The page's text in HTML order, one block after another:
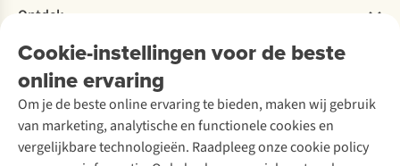
Cookie-instellingen voor de beste
online ervaring
Om je de beste online ervaring te bieden, maken wij gebruik
van marketing, analytische en functionele cookies en
vergelijkbare technologieën. Raadpleeg onze cookie policy
Bestelling herroepen
Garantie
Contact
Over Ayacucho
Onze winkels
Over A.S.Adventure
Toegankelijkheidsverklaring
Ski-onderhoud
Wasservice
Schoenonderhoud
Schoenherstelling
Kledingherstelling
Retouches
Ontdek
A.S.Magazine
Podcast
Explore Academy
Explore Camp
Gear Check
Meld je aan voor de nieuwsbrief